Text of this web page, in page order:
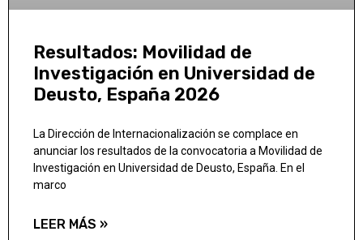
Resultados: Movilidad de
Investigación en Universidad de
Deusto, España 2026
La Dirección de Internacionalización se complace en
anunciar los resultados de la convocatoria a Movilidad de
Investigación en Universidad de Deusto, España. En el
marco
LEER MÁS »